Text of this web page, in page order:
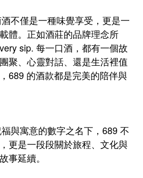
僅是一種味覺享受，更是一
體。正如酒莊的品牌理念所
sip. 每一口酒，都有一個故
聚、心靈對話、還是生活裡值
689 的酒款都是完美的陪伴與
寓意的數字之名下，689 不
更是一段段關於旅程、文化與
事延續。